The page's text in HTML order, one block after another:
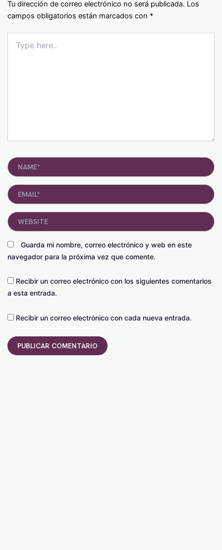
Tu dirección de correo electrónico no será publicada. Los
campos obligatorios están marcados con *
here..
Name*
Email*
Guarda mi nombre, correo electrónico y web en este
navegador para la próxima vez que comente.
Website
Recibir un correo electrónico con los siguientes comentarios
a esta entrada.
Recibir un correo electrónico con cada nueva entrada.